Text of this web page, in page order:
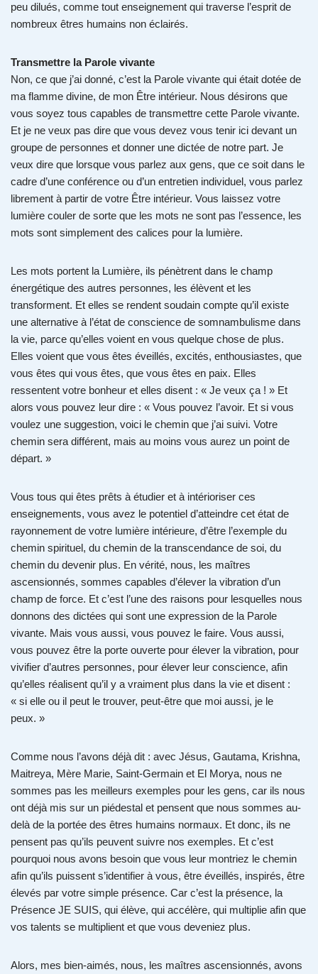
peu dilués, comme tout enseignement qui traverse l’esprit de
nombreux êtres humains non éclairés.
Transmettre la Parole vivante
Non, ce que j’ai donné, c’est la Parole vivante qui était dotée de
ma flamme divine, de mon Être intérieur. Nous désirons que
vous soyez tous capables de transmettre cette Parole vivante.
Et je ne veux pas dire que vous devez vous tenir ici devant un
groupe de personnes et donner une dictée de notre part. Je
veux dire que lorsque vous parlez aux gens, que ce soit dans le
cadre d’une conférence ou d’un entretien individuel, vous parlez
librement à partir de votre Être intérieur. Vous laissez votre
lumière couler de sorte que les mots ne sont pas l’essence, les
mots sont simplement des calices pour la lumière.
Les mots portent la Lumière, ils pénètrent dans le champ
énergétique des autres personnes, les élèvent et les
transforment. Et elles se rendent soudain compte qu’il existe
une alternative à l’état de conscience de somnambulisme dans
la vie, parce qu’elles voient en vous quelque chose de plus.
Elles voient que vous êtes éveillés, excités, enthousiastes, que
vous êtes qui vous êtes, que vous êtes en paix. Elles
ressentent votre bonheur et elles disent : « Je veux ça ! » Et
alors vous pouvez leur dire : « Vous pouvez l’avoir. Et si vous
voulez une suggestion, voici le chemin que j’ai suivi. Votre
chemin sera différent, mais au moins vous aurez un point de
départ. »
Vous tous qui êtes prêts à étudier et à intérioriser ces
enseignements, vous avez le potentiel d’atteindre cet état de
rayonnement de votre lumière intérieure, d’être l’exemple du
chemin spirituel, du chemin de la transcendance de soi, du
chemin du devenir plus. En vérité, nous, les maîtres
ascensionnés, sommes capables d’élever la vibration d’un
champ de force. Et c’est l’une des raisons pour lesquelles nous
donnons des dictées qui sont une expression de la Parole
vivante. Mais vous aussi, vous pouvez le faire. Vous aussi,
vous pouvez être la porte ouverte pour élever la vibration, pour
vivifier d’autres personnes, pour élever leur conscience, afin
qu’elles réalisent qu’il y a vraiment plus dans la vie et disent :
« si elle ou il peut le trouver, peut-être que moi aussi, je le
peux. »
Comme nous l’avons déjà dit : avec Jésus, Gautama, Krishna,
Maitreya, Mère Marie, Saint-Germain et El Morya, nous ne
sommes pas les meilleurs exemples pour les gens, car ils nous
ont déjà mis sur un piédestal et pensent que nous sommes au-
delà de la portée des êtres humains normaux. Et donc, ils ne
pensent pas qu’ils peuvent suivre nos exemples. Et c’est
pourquoi nous avons besoin que vous leur montriez le chemin
afin qu’ils puissent s’identifier à vous, être éveillés, inspirés, être
élevés par votre simple présence. Car c’est la présence, la
Présence JE SUIS, qui élève, qui accélère, qui multiplie afin que
vos talents se multiplient et que vous deveniez plus.
Alors, mes bien-aimés, nous, les maîtres ascensionnés, avons